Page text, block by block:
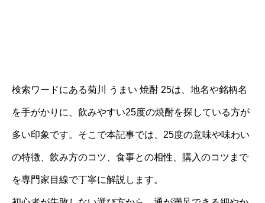
検索ワードにある菊川 うまい 焼酎 25は、地名や銘柄名
を手がかりに、飲みやすい25度の焼酎を探している方が
多い印象です。そこで本記事では、25度の意味や味わい
の特徴、飲み方のコツ、食事との相性、購入のコツまで
を専門家目線で丁寧に解説します。